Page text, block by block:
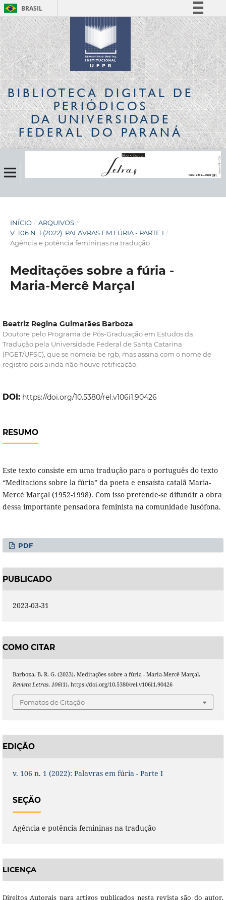
BRASIL
Simplifique!
Comunica BR
Participe
Acesso à informação
Legislação
Canais
BIBLIOTECA DIGITALDE
PERIÓDICOS
DA UNIVERSIDADE
FEDERAL DO PARANÁ
INÍCIO / ARQUIVOS /
V. 106 N. 1 (2022): PALAVRAS EM FÚRIA - PARTE I /
Agência e potência femininas na tradução
Meditações sobre a fúria -
Maria-Mercê Marçal
Beatriz Regina Guimarães Barboza
Doutore pelo Programa de Pós-Graduação em Estudos da
Tradução pela Universidade Federal de Santa Catarina
(PGET/UFSC), que se nomeia be rgb, mas assina com o nome de
registro pois ainda não houve retificação.
DOI: https://doi.org/10.5380/rel.v106i1.90426
RESUMO
Este texto consiste em uma tradução para o português do texto
“Meditacions sobre la fúria” da poeta e ensaísta catalã Maria-
Mercè Marçal (1952-1998). Com isso pretende-se difundir a obra
dessa importante pensadora feminista na comunidade lusófona.
PDF
PUBLICADO
2023-03-31
COMO CITAR
Barboza, B. R. G. (2023). Meditações sobre a fúria - Maria-Mercê Marçal.
Revista Letras, 106(1). https://doi.org/10.5380/rel.v106i1.90426
Fomatos de Citação
EDIÇÃO
v. 106 n. 1 (2022): Palavras em fúria - Parte I
SEÇÃO
Agência e potência femininas na tradução
LICENÇA
Direitos Autorais para artigos publicados nesta revista são do autor,